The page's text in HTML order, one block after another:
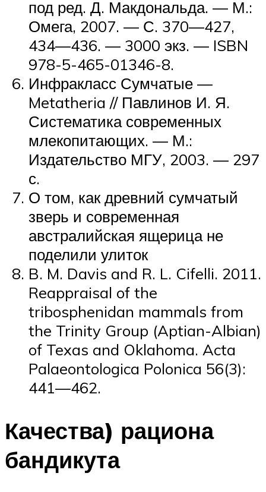
под ред. Д. Макдональда. — М.:
Омега, 2007. — С. 370—427,
434—436. — 3000 экз. — ISBN
978-5-465-01346-8.
Инфракласс Сумчатые —
Metatheria // Павлинов И. Я.
Систематика современных
млекопитающих. — М.:
Издательство МГУ, 2003. — 297
с.
О том, как древний сумчатый
зверь и современная
австралийская ящерица не
поделили улиток
B. M. Davis and R. L. Cifelli. 2011.
Reappraisal of the
tribosphenidan mammals from
the Trinity Group (Aptian-Albian)
of Texas and Oklahoma. Acta
Palaeontologica Polonica 56(3):
441—462.
Качества) рациона
бандикута